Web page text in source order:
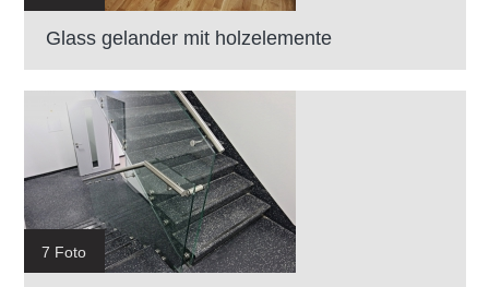
Glass gelander mit holzelemente
7 Foto